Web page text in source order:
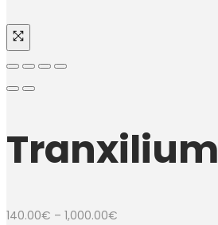
Tranxilium
140.00€ – 1,000.00€